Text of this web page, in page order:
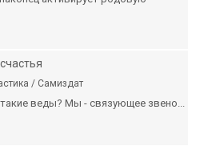
/ Самиздат
веды? Мы - связующее звено...